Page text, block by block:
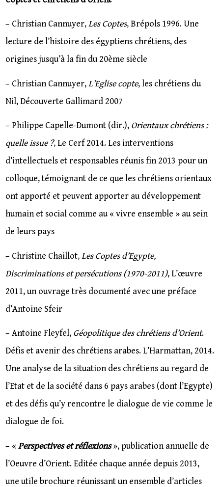
– Christian Cannuyer,Les Coptes, Brépols 1996. Une
lecture de l’histoire des égyptiens chrétiens, des
origines jusqu’à la fin du 20ème siècle
– Christian Cannuyer,L’Eglise copte, les chrétiens du
Nil, Découverte Gallimard 2007
– Philippe Capelle-Dumont (dir.), Orientaux chrétiens :
quelle issue ?, Le Cerf 2014. Les interventions
d’intellectuels et responsables réunis fin 2013 pour un
colloque, témoignant de ce que les chrétiens orientaux
ont apporté et peuvent apporter au développement
humain et social comme au « vivre ensemble » au sein
de leurs pays
– Christine Chaillot,Les Coptes d’Egypte,
Discriminations et persécutions (1970-2011), L’œuvre
2011, un ouvrage très documenté avec une préface
d’Antoine Sfeir
– Antoine Fleyfel, Géopolitique des chrétiens d’Orient.
Défis et avenir des chrétiens arabes. L’Harmattan, 2014.
Une analyse de la situation des chrétiens au regard de
l’Etat et de la société dans 6 pays arabes (dont l’Egypte)
et des défis qu’y rencontre le dialogue de vie comme le
dialogue de foi.
– «Perspectives et réflexions», publication annuelle de
l’Oeuvre d’Orient. Editée chaque année depuis 2013,
une utile brochure réunissant un ensemble d’articles